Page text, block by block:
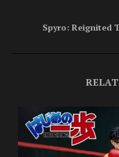
Spyro: Reignited